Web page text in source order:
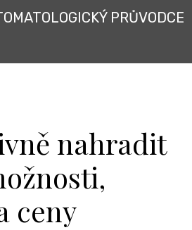
PRŮVODCE
nahradit
ceny